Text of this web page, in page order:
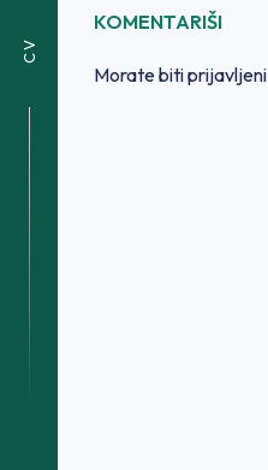
CV
KOMENTARIŠI
Morate bitiprijavljeni